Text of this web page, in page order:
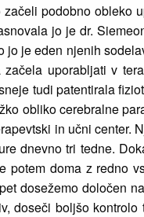
podobno obleko
jo je dr.
je eden njenih
uporabljati v
tudi patentirala
obliko cerebralne
in učni center.
dnevno tri tedne.
potem doma z redno
dosežemo določen
doseči boljšo kontrolo